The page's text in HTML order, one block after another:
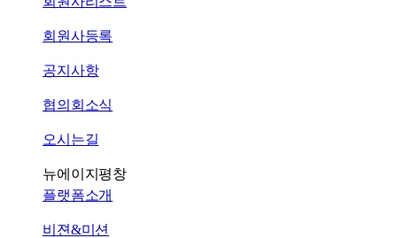
회원사등록
공지사항
협의회소식
오시는길
뉴에이지평창
플랫폼소개
비젼&미션